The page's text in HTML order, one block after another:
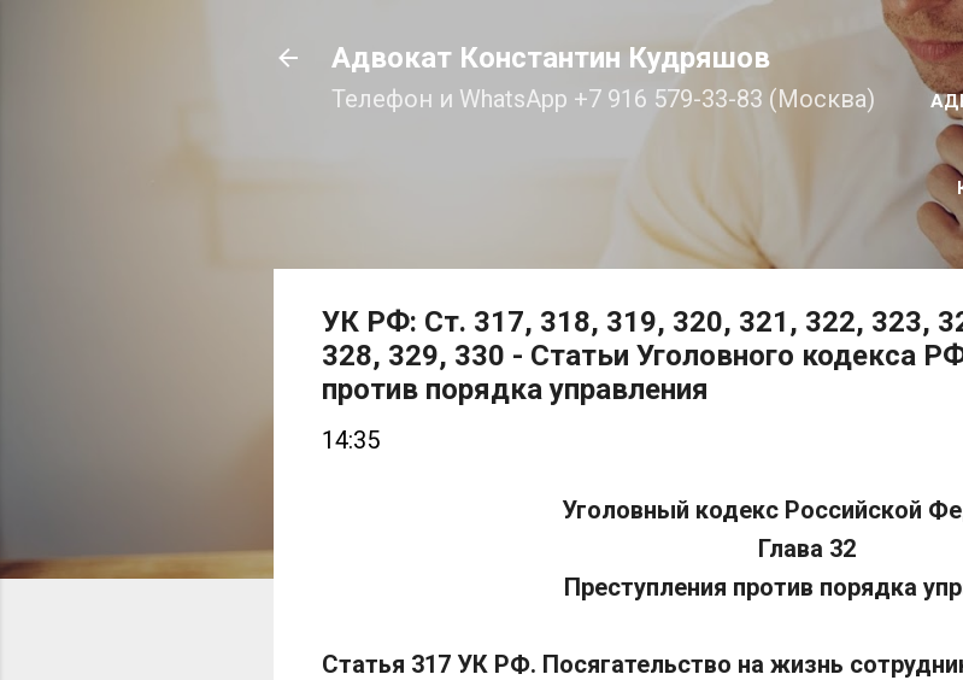
К основному контенту
Адвокат Константин Кудряшов
Телефон и WhatsApp +7 916 579-33-83 (Москва)
УК РФ: Ст. 317, 318, 319, 320, 321, 322, 323,
328, 329, 330 - Статьи Уголовного кодекса
против порядка управления
14:35
Уголовный кодекс Российской
Глава 32
Преступления против порядка
Статья 317 УК РФ. Посягательство на жизнь